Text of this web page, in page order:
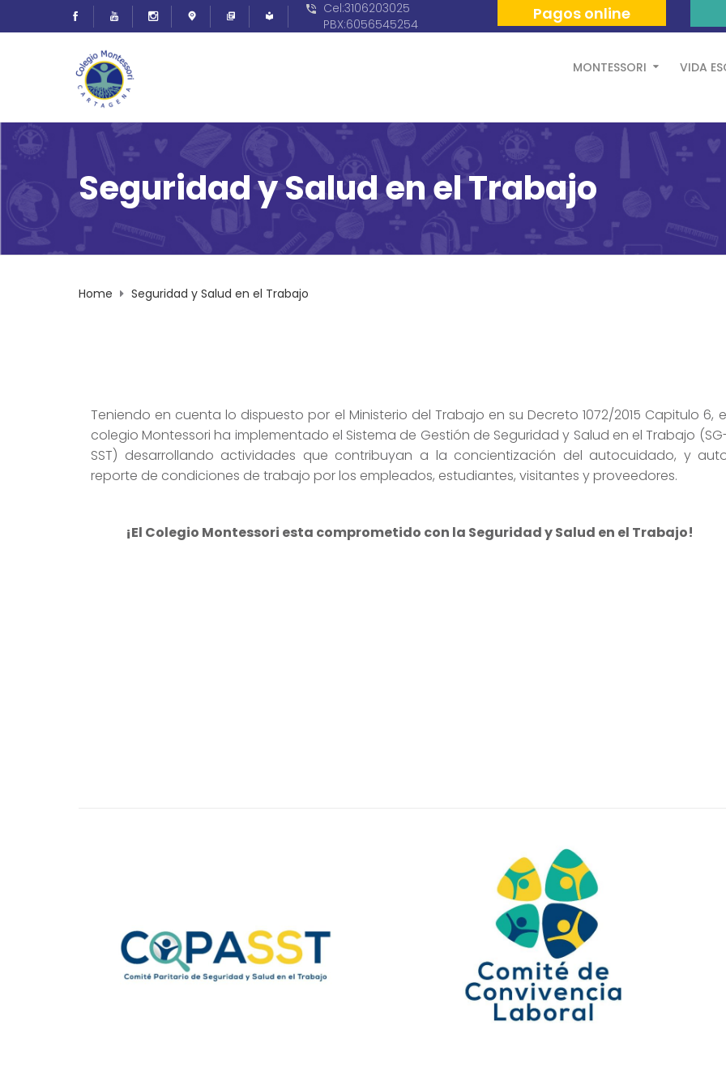
Cel:3106203025
PBX:6056545254
Pagos online
MONTESSORI VIDA
Seguridad y Salud en el Trabajo
Home Seguridad y Salud en el Trabajo
Teniendo en cuenta lo dispuesto por el Ministerio del Trabajo en su Decreto 1072/2015 Capitulo 6,
colegio Montessori ha implementado el Sistema de Gestión de Seguridad y Salud en el Trabajo
SST) desarrollando actividades que contribuyan a la concientización del autocuidado, y
reporte de condiciones de trabajo por los empleados, estudiantes, visitantes y proveedores.
¡El Colegio Montessori esta comprometido con la Seguridad y Salud en el Trabajo!
trabajadores de la institución, los cuales
tiene como objeto principal velar por las
condiciones seguras para el desarrollo
Comité de Convivencia Laboral
Es un grupo de trabajadores que velan
por el desarrollo de las medidas
preventivas y correctivas del acoso
laboral dentro de las relaciones sociales
en el trabajo.